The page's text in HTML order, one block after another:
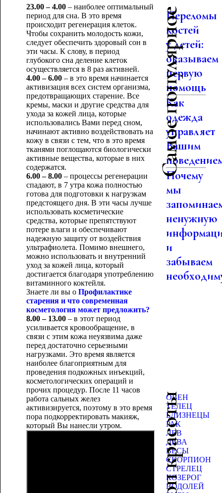
23.00 – 4.00– наиболее оптимальный
период для сна. В это время
происходит регенерация клеток.
Чтобы сохранить молодость кожи,
следует обеспечить здоровый сон в
эти часы. К слову, в период
глубокого сна деление клеток
осуществляется в 8 раз активней.
4.00 – 6.00– в это время начинается
активизация всех систем организма,
предотвращающих старение. Все
кремы, маски и другие средства для
ухода за кожей лица, которые
использовались Вами перед сном,
начинают активно воздействовать на
кожу в связи с тем, что в это время
тканями поглощаются биологически
активные вещества, которые в них
содержатся.
6.00 – 8.00– процессы регенерации
спадают, в 7 утра кожа полностью
готова для подготовки к нагрузкам
предстоящего дня. В эти часы лучше
использовать косметические
средства, которые препятствуют
потере влаги и обеспечивают
надежную защиту от воздействия
ультрафиолета. Помимо внешнего,
можно использовать и внутренний
уход за кожей лица, который
достигается благодаря употреблению
витаминного коктейля.
Знаете ли вы о Профилактике
старения и что современная
косметология может предложить?
8.00 – 13.00– в этот период
усиливается кровообращение, в
связи с этим кожа неуязвима даже
перед достаточно серьезными
нагрузками. Это время является
наиболее благоприятным для
проведения подкожных инъекций,
косметологических операций и
прочих процедур. После 11 часов
работа сальных желез
активизируется, поэтому в это время
пора подкорректировать макияж,
который Вы нанесли утром.
Самое популярное
Переломы
костей
у детей:
оказываем
первую
помощь
Как
одежда
управляет
Вашим
Почему
мы
ненужную
и
забываем
ОВЕН
ТЕЛЕЦ
БЛИЗНЕЦЫ
РАК
ЛЕВ
ДЕВА
ВЕСЫ
СКОРПИОН
СТРЕЛЕЦ
КОЗЕРОГ
ВОДОЛЕЙ